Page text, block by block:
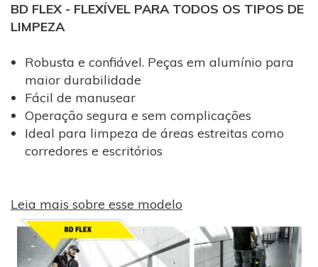
BD FLEX - FLEXÍVEL PARA TODOS OS TIPOS DE
LIMPEZA
Robusta e confiável. Peças em alumínio para
maior durabilidade
Fácil de manusear
Operação segura e sem complicações
Ideal para limpeza de áreas estreitas como
corredores e escritórios
Leia mais sobre esse modelo